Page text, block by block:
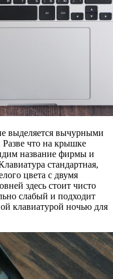
выделяется вычурными
что на крышке
название фирмы и
стандартная,
цвета с двумя
здесь стоит чисто
слабый и подходит
клавиатурой ночью для